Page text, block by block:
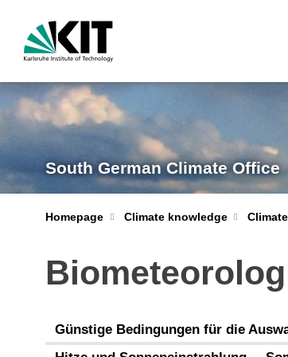
South German Climate Office
Homepage Climate knowledge
Günstige Bedingungen für die